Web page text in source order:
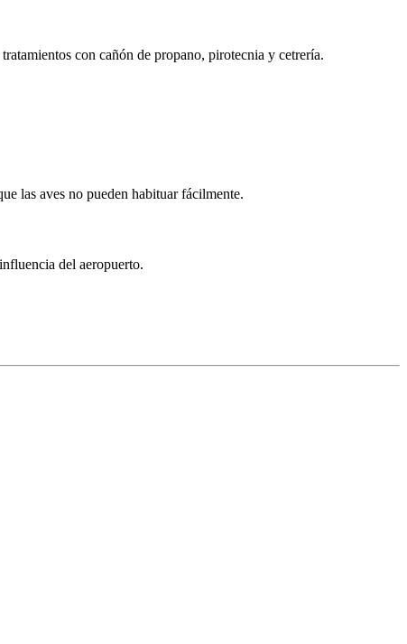
con cañón de propano, pirotecnia y cetrería.
las aves no pueden habituar fácilmente.
del aeropuerto.